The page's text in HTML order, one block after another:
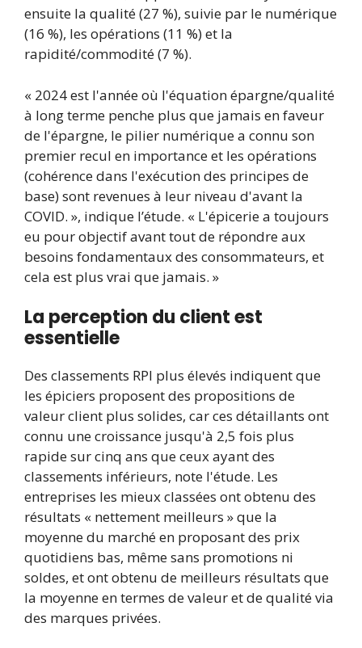
ensuite la qualité (27 %), suivie par le numérique
(16 %), les opérations (11 %) et la
rapidité/commodité (7 %).
« 2024 est l'année où l'équation épargne/qualité
à long terme penche plus que jamais en faveur
de l'épargne, le pilier numérique a connu son
premier recul en importance et les opérations
(cohérence dans l'exécution des principes de
base) sont revenues à leur niveau d'avant la
COVID. », indique l’étude. « L'épicerie a toujours
eu pour objectif avant tout de répondre aux
besoins fondamentaux des consommateurs, et
cela est plus vrai que jamais. »
La perception du client est
essentielle
Des classements RPI plus élevés indiquent que
les épiciers proposent des propositions de
valeur client plus solides, car ces détaillants ont
connu une croissance jusqu'à 2,5 fois plus
rapide sur cinq ans que ceux ayant des
classements inférieurs, note l'étude. Les
entreprises les mieux classées ont obtenu des
résultats « nettement meilleurs » que la
moyenne du marché en proposant des prix
quotidiens bas, même sans promotions ni
soldes, et ont obtenu de meilleurs résultats que
la moyenne en termes de valeur et de qualité via
des marques privées.